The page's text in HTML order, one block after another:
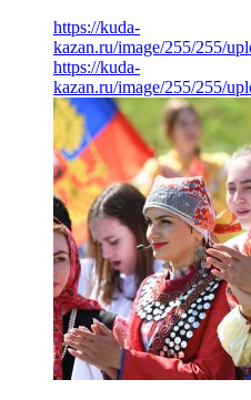
https://kuda-
kazan.ru/image/255/255/
https://kuda-
kazan.ru/image/255/255/